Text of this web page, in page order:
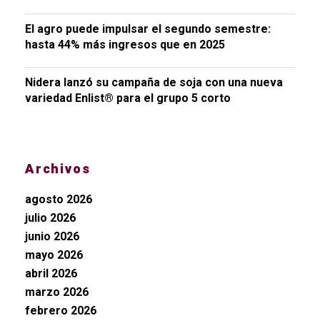
El agro puede impulsar el segundo semestre:
hasta 44% más ingresos que en 2025
Nidera lanzó su campaña de soja con una nueva
variedad Enlist® para el grupo 5 corto
Archivos
agosto 2026
julio 2026
junio 2026
mayo 2026
abril 2026
marzo 2026
febrero 2026